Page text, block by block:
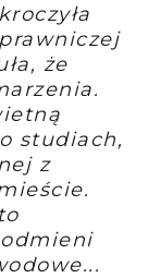
że
studiach,
z